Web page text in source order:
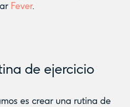
Fever.
de ejercicio
es crear una rutina de